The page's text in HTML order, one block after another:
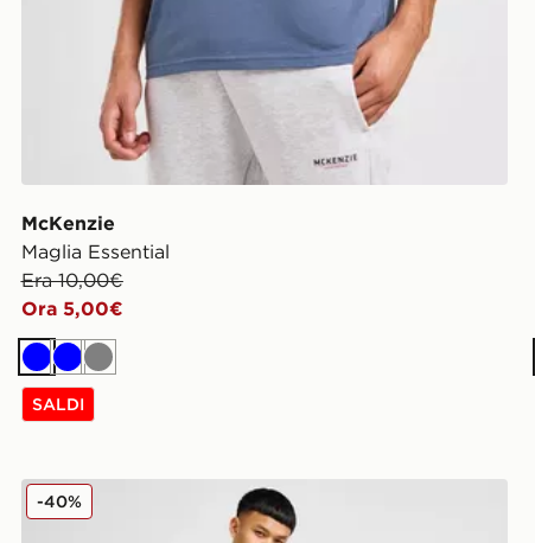
McKenzie
Maglia Essential
Era 10,00€
Ora 5,00€
BluBluGrigio
SALDI
McKenzie Pantaloncini Denim Core
-40%